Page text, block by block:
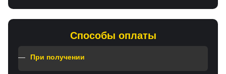
Способы оплаты
При получении